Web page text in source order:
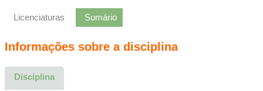
Licenciaturas Sumário
Informações sobre a disciplina
Disciplina